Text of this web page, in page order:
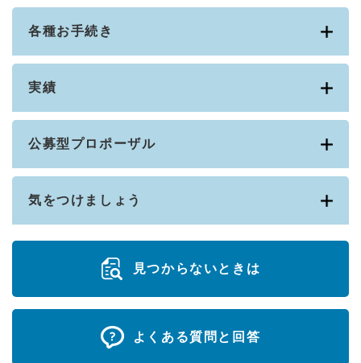
各種お手続き
実績
公募型プロポーザル
気をつけましょう
見つからないときは
よくある質問と回答